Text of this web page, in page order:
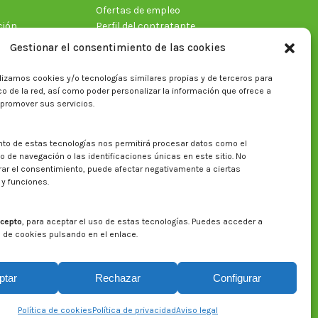
Gestionar el consentimiento de las cookies
cookies y/o tecnologías similares propias y de terceros para
de la red, así como poder personalizar la información que ofrece a
sus servicios.
de estas tecnologías nos permitirá procesar datos como el
de navegación o las identificaciones únicas en este sitio. No
el consentimiento, puede afectar negativamente a ciertas
funciones.
, para aceptar el uso de estas tecnologías. Puedes acceder a
cookies pulsando en el enlace.
Rechazar Configurar
Política de cookiesPolítica de privacidadAviso legal
Ofertas de empleo
Perfil del contratante
Buscar en la web del CITA
Buscar:
Aviso legal Política de privacidad Política de cookies